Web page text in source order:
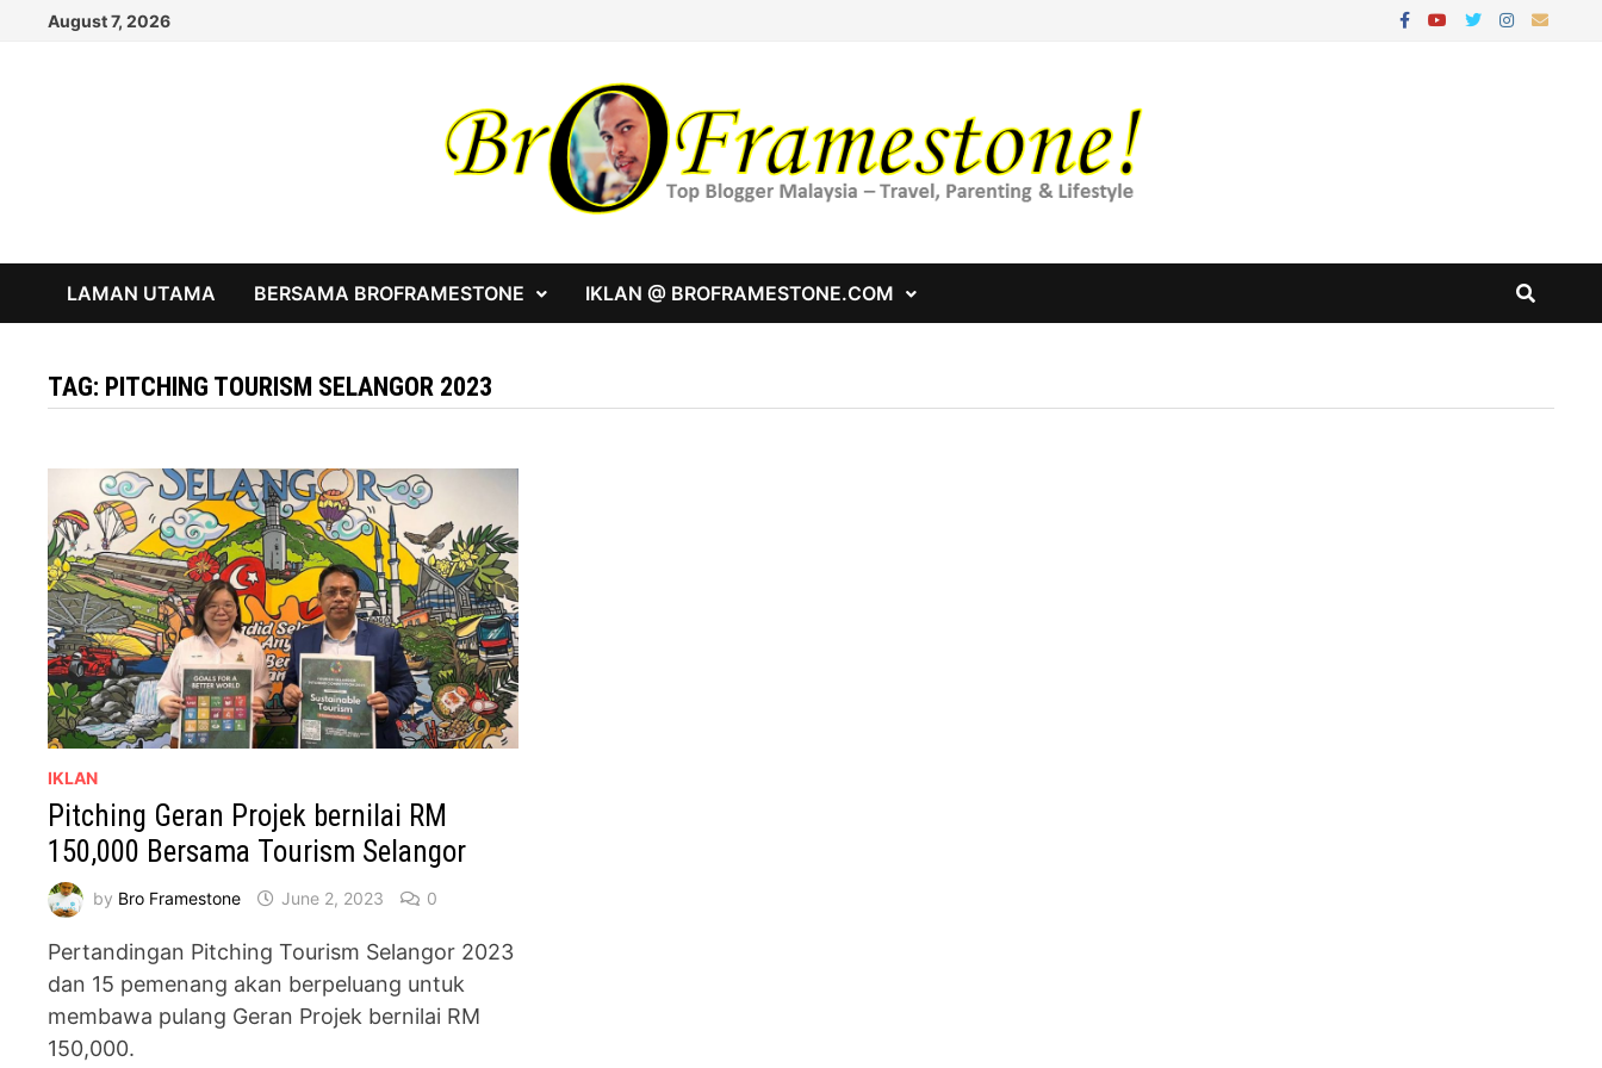
August 7, 2026
LAMAN UTAMA BERSAMA BROFRAMESTONE IKLAN @ BROFRAMESTONE.COM
TAG: PITCHING TOURISM SELANGOR 2023
IKLAN
Pitching Geran Projek bernilai RM
150,000 Bersama Tourism Selangor
by Bro Framestone June 2, 2023 0
Pertandingan Pitching Tourism Selangor 2023
dan 15 pemenang akan berpeluang untuk
membawa pulang Geran Projek bernilai RM
150,000.